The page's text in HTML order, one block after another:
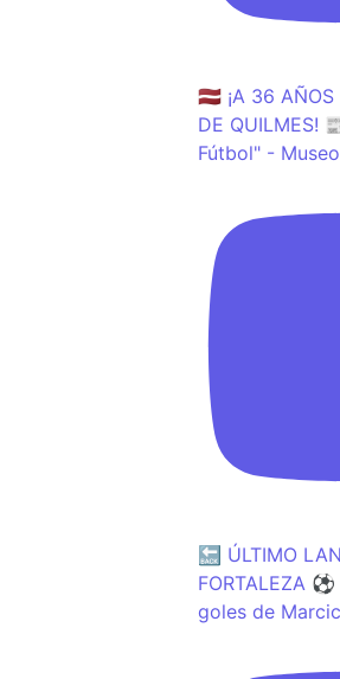
🇱🇻 ¡A 36
DE QUILMES!
Fútbol" -
🔙 ÚLTIMO
FORTALEZA
goles de